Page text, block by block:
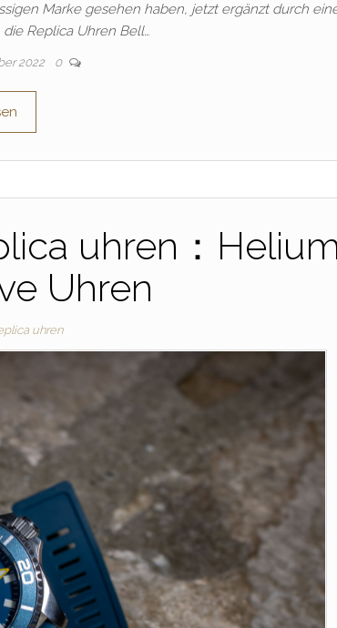
Marke gesehen haben, jetzt ergänzt durch
Replica Uhren Bell…
2022 0
uhren：
Uhren
uhren